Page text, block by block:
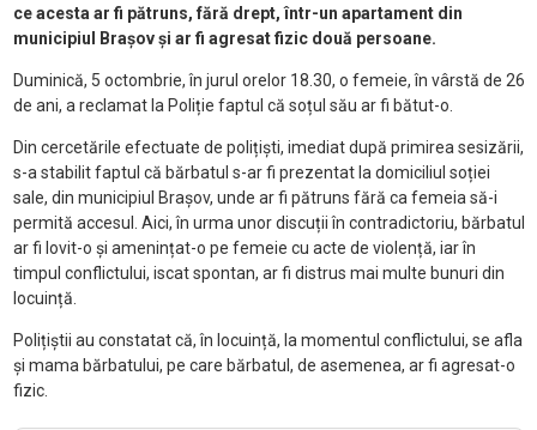
ce acesta ar fi pătruns, fără drept, într-un apartament din
municipiul Brașov și ar fi agresat fizic două persoane.
Duminică, 5 octombrie, în jurul orelor 18.30, o femeie, în vârstă de 26
de ani, a reclamat la Poliție faptul că soțul său ar fi bătut-o.
Din cercetările efectuate de polițiști, imediat după primirea sesizării,
s-a stabilit faptul că bărbatul s-ar fi prezentat la domiciliul soției
sale, din municipiul Brașov, unde ar fi pătruns fără ca femeia să-i
permită accesul. Aici, în urma unor discuții în contradictoriu, bărbatul
ar fi lovit-o și amenințat-o pe femeie cu acte de violență, iar în
timpul conflictului, iscat spontan, ar fi distrus mai multe bunuri din
locuință.
Polițiștii au constatat că, în locuință, la momentul conflictului, se afla
și mama bărbatului, pe care bărbatul, de asemenea, ar fi agresat-o
fizic.